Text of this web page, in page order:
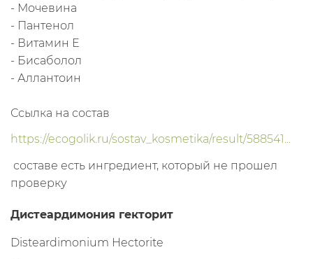
- Мочевина
- Пантенол
- Витамин Е
- Бисаболол
- Аллантоин
Ссылка на состав
https://ecogolik.ru/sostav_kosmetika/result/588541...
составе есть ингредиент, который не прошел
проверку
Дистеардимония гекторит
Disteardimonium Hectorite